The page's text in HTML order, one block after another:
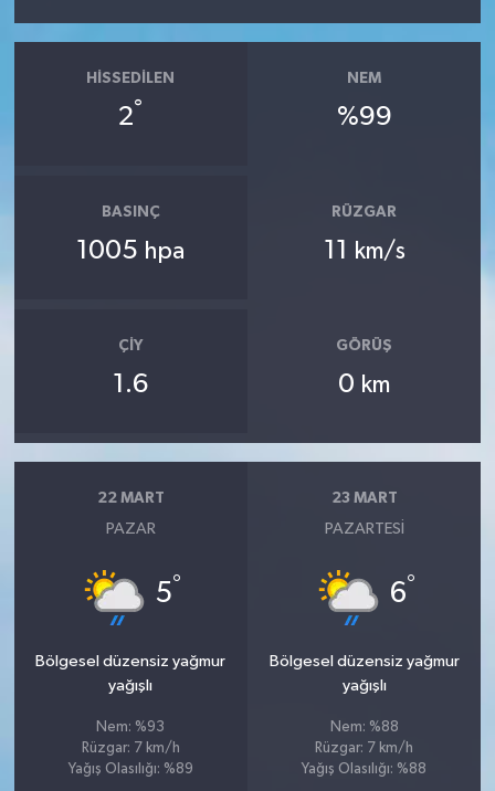
HISSEDILEN
2°
NEM
%99
BASINÇ
1005 hpa
RÜZGAR
11 km/s
ÇIY
1.6
GÖRÜŞ
0 km
22 MART
PAZAR
5°
Bölgesel düzensiz yağmur
yağışlı
Nem: %93
Rüzgar: 7 km/h
Yağış Olasılığı: %89
23 MART
PAZARTESI
6°
Bölgesel düzensiz yağmur
yağışlı
Nem: %88
Rüzgar: 7 km/h
Yağış Olasılığı: %88